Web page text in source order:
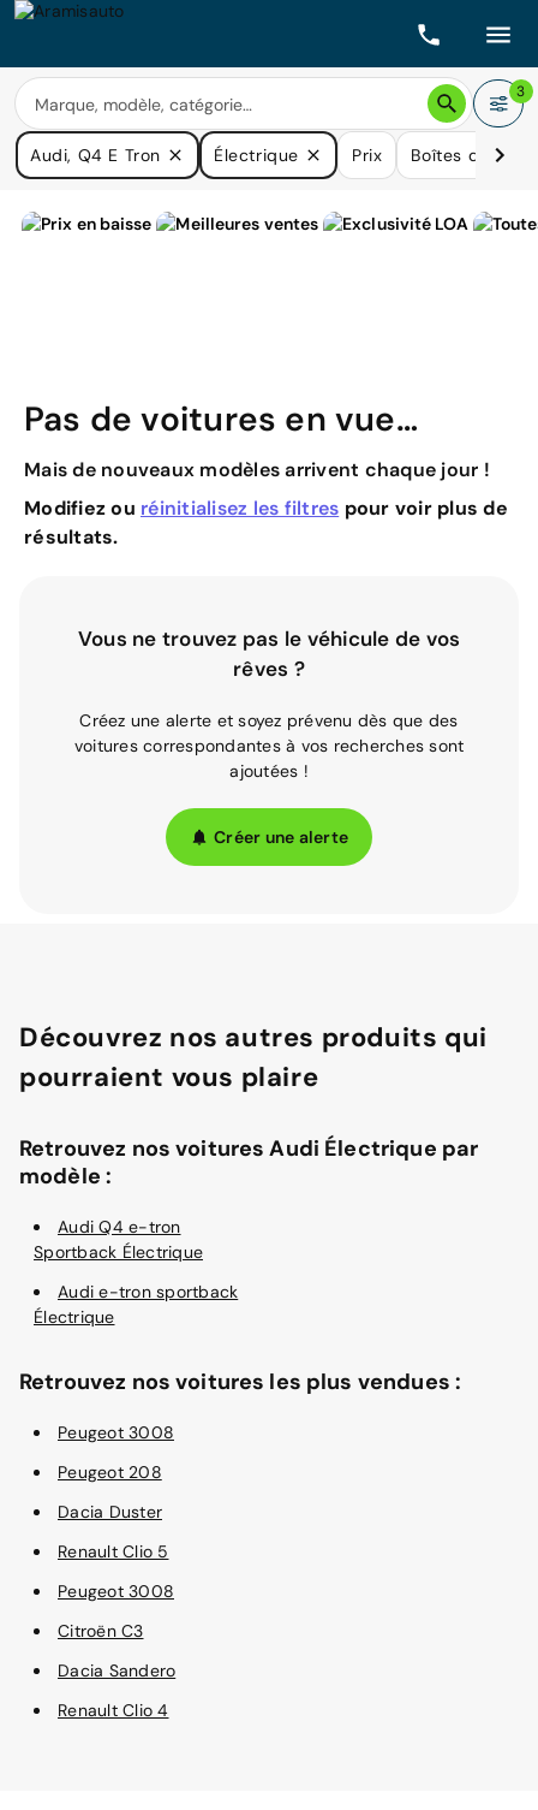
3
Audi, Q4 E Tron Électrique Prix Boîtes de
Pas de voitures en vue…
Mais de nouveaux modèles arrivent chaque jour !
Modifiez ou réinitialisez les filtres pour voir plus de
résultats.
Vous ne trouvez pas le véhicule de vos
rêves ?
Créez une alerte et soyez prévenu dès que des
voitures correspondantes à vos recherches sont
ajoutées !
Créer une alerte
Découvrez nos autres produits qui
pourraient vous plaire
Retrouvez nos voitures Audi Électrique par
modèle :
Audi Q4 e-tron
Sportback Électrique
Audi e-tron sportback
Électrique
Retrouvez nos voitures les plus vendues :
Peugeot 3008
Peugeot 208
Dacia Duster
Renault Clio 5
Peugeot 3008
Citroën C3
Dacia Sandero
Renault Clio 4